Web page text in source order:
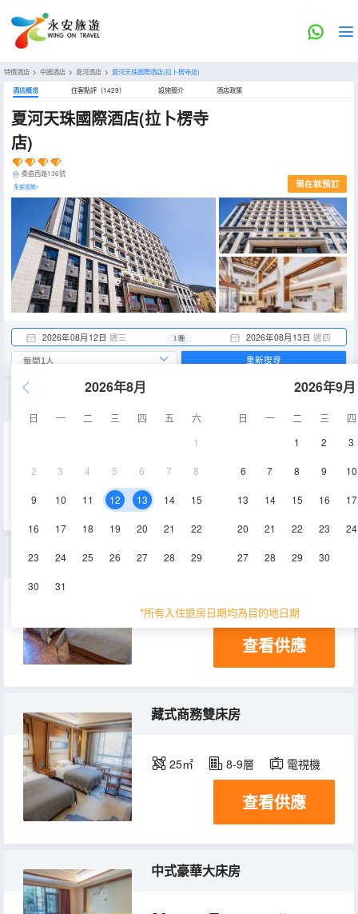
特價酒店 > 中國酒店 > 夏河酒店 > 夏河天珠國際酒店(拉卜楞寺店)
酒店概览 住客點評（1429） 設施簡介 酒店政策
夏河天珠國際酒店(拉卜楞寺
店)
桑曲西路136號
全部設施> 現在就預訂
2026年08月12日 週三 2026年08月13日 週四
1 晚
2026年8月
日 一 二 三 四 五
六
1
2 3 4 5 6 7 8
9 10 11 12 13 14 15
16 17 18 19 20 21 22
23 24 25 26 27 28 29
30 31
2026年9月
日 一 二 三
四
1
2 3
6 7 8 9 10
13 14 15 16 17
20 21 22 23 24
27 28 29 30
*所有入住退房日期均為目的地日期
重新搜尋
電視機
中式商務雙床房
30㎡ 1-10層 電視機
查看供應
藏式商務雙床房
25㎡ 8-9層 電視機
查看供應
中式豪華大床房